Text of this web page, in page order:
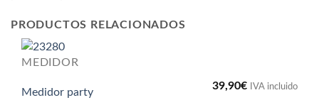
PRODUCTOS RELACIONADOS
MEDIDOR
Medidor party
39,90€ IVA incluido